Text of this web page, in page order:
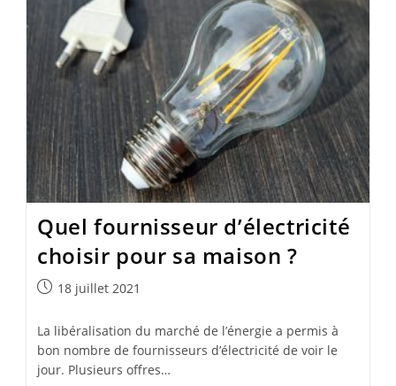
Quel fournisseur d’électricité
choisir pour sa maison ?
Publication
18 juillet 2021
La libéralisation du marché de l’énergie a permis à
bon nombre de fournisseurs d’électricité de voir le
jour. Plusieurs offres…